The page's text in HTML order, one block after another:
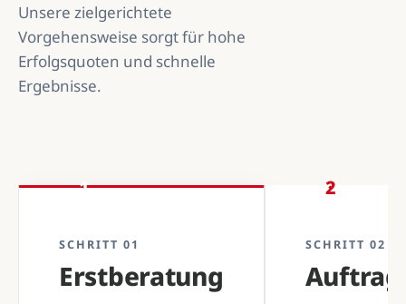
Unsere zielgerichtete
Vorgehensweise sorgt für hohe
Erfolgsquoten und schnelle
Ergebnisse.
1
SCHRITT 01
Erstberatung
2
SCHRITT 02